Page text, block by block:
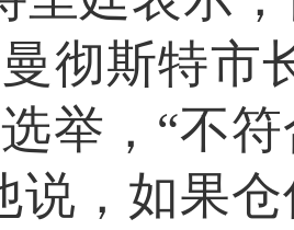
彻斯特市
举，“不
说，如果